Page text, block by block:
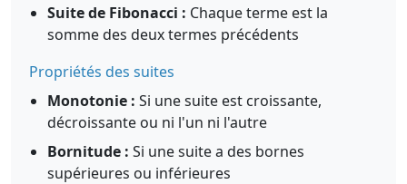
Suite de Fibonacci : Chaque terme est la
somme des deux termes précédents
Propriétés des suites
Monotonie : Si une suite est croissante,
décroissante ou ni l'un ni l'autre
Bornitude : Si une suite a des bornes
supérieures ou inférieures